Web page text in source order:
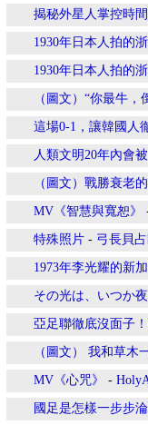
揭秘外星人掌控時
1930年日本人拍的
1930年日本人拍的
（圖文）“你最牛，
這場0-1，讓韓國人
人類文明20年內會
（圖文）戰勝衰
MV《智慧與寬恕》
特殊照片 - 弓長貝
1973年李光耀的新
その光は、いつか
亞足聯徹底沒面子
（圖文） 我和草木
MV《心咒》 -
國足是怎樣一步步